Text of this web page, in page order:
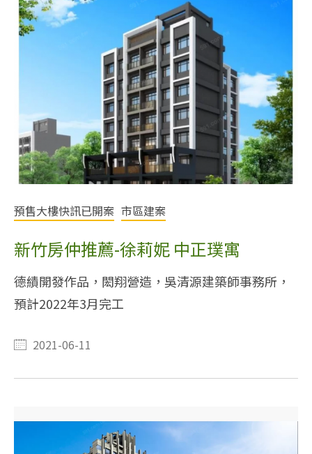
預售大樓快訊已開案 市區建案
新竹房仲推薦-徐莉妮 中正璞寓
德績開發作品，閎翔營造，吳清源建築師事務所，
預計2022年3月完工
2021-06-11